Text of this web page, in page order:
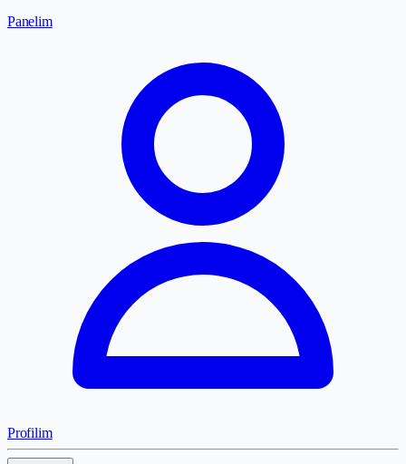
Panelim
Profilim